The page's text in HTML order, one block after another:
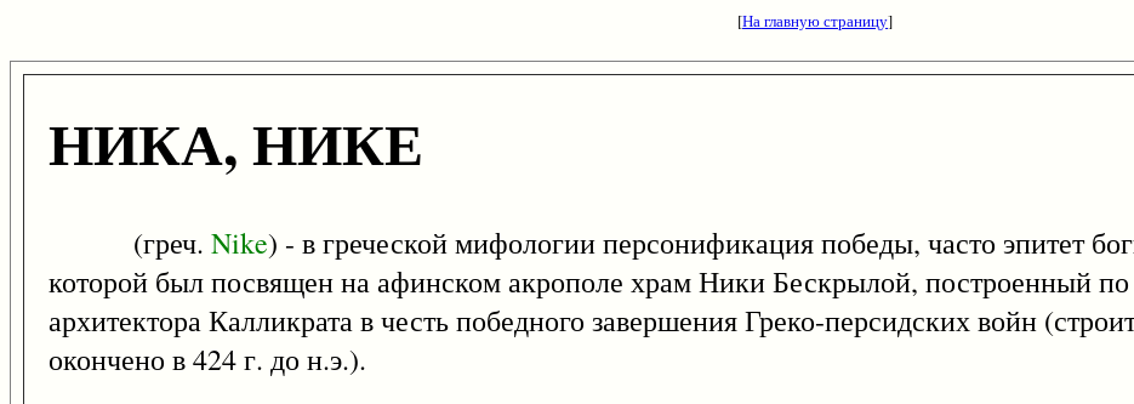
[На главную страницу]
НИКА, НИКЕ
(греч. Nike) - в греческой мифологии персонификация победы, часто эпитет
которой был посвящен на афинском акрополе храм Ники Бескрылой, построенный по
архитектора Калликрата в честь победного завершения Греко-персидских войн
окончено в 424 г. до н.э.).